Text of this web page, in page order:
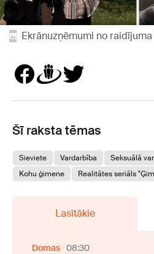
Ekrānuzņēmumi no
Šī raksta tēmas
Sieviete Vardarbība Seksuālā
Kohu ģimene
Realitātes seriāls
Lasītākie
Domas 08:30